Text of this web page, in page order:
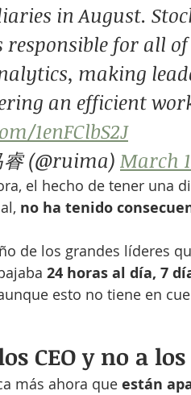
in August.
responsible for all
making
an efficient
1enFClbS2J
(@ruima) March
el hecho de tener una
no ha tenido
de los grandes líderes
24 horas al día, 7
esto no tiene en
CEO y no a
más ahora que están